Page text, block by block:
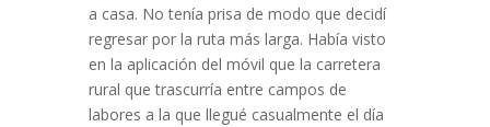
a casa. No tenía prisa de modo que decidí
regresar por la ruta más larga. Había visto
en la aplicación del móvil que la carretera
rural que trascurría entre campos de
labores a la que llegué casualmente el día